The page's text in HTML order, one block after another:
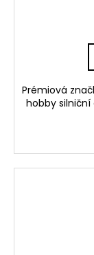
Prémiová
hobby